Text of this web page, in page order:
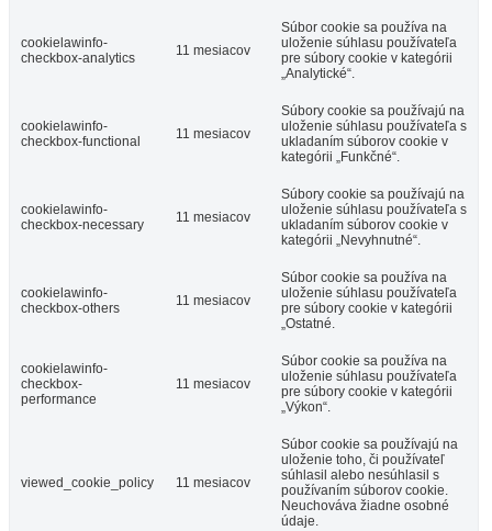
cookielawinfo-
checkbox-analytics
11 mesiacov
Súbor cookie sa používa na
uloženie súhlasu používateľa
pre súbory cookie v kategórii
„Analytické“.
cookielawinfo-
checkbox-functional
11 mesiacov
Súbory cookie sa používajú na
uloženie súhlasu používateľa s
ukladaním súborov cookie v
kategórii „Funkčné“.
cookielawinfo-
checkbox-necessary
11 mesiacov
Súbory cookie sa používajú na
uloženie súhlasu používateľa s
ukladaním súborov cookie v
kategórii „Nevyhnutné“.
cookielawinfo-
checkbox-others
11 mesiacov
Súbor cookie sa používa na
uloženie súhlasu používateľa
pre súbory cookie v kategórii
„Ostatné.
cookielawinfo-
checkbox-
performance
11 mesiacov
Súbor cookie sa používa na
uloženie súhlasu používateľa
pre súbory cookie v kategórii
„Výkon“.
viewed_cookie_policy 11 mesiacov
Súbor cookie sa používajú na
uloženie toho, či používateľ
súhlasil alebo nesúhlasil s
používaním súborov cookie.
Neuchováva žiadne osobné
údaje.